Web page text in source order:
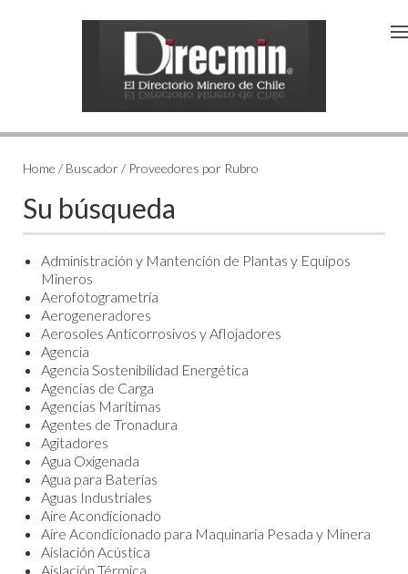
Home / Buscador / Proveedores por Rubro
Su búsqueda
Administración y Mantención de Plantas y Equipos
Mineros
Aerofotogrametría
Aerogeneradores
Aerosoles Anticorrosivos y Aflojadores
Agencia
Agencia Sostenibilidad Energética
Agencias de Carga
Agencias Marítimas
Agentes de Tronadura
Agitadores
Agua Oxigenada
Agua para Baterías
Aguas Industriales
Aire Acondicionado
Aire Acondicionado para Maquinaria Pesada y Minera
Aislación Acústica
Aislación Térmica